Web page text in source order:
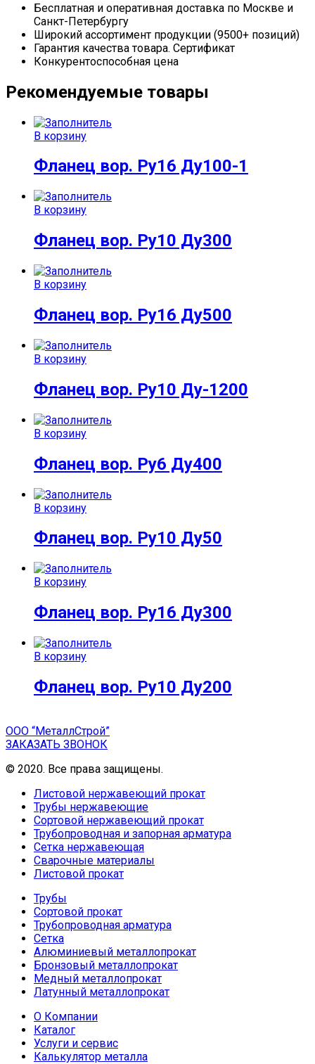
Бесплатная и оперативная доставка по Москве и
Санкт-Петербургу
Широкий ассортимент продукции (9500+ позиций)
Гарантия качества товара. Сертификат
Конкурентоспособная цена
Рекомендуемые товары
В корзину
Фланец вор. Ру16 Ду100-1
В корзину
Фланец вор. Ру10 Ду300
В корзину
Фланец вор. Ру16 Ду500
В корзину
Фланец вор. Ру10 Ду-1200
В корзину
Фланец вор. Ру6 Ду400
В корзину
Фланец вор. Ру10 Ду50
В корзину
Фланец вор. Ру16 Ду300
В корзину
Фланец вор. Ру10 Ду200
ООО “МеталлСтрой”
ЗАКАЗАТЬ ЗВОНОК
© 2020. Все права защищены.
Листовой нержавеющий прокат
Трубы нержавеющие
Сортовой нержавеющий прокат
Трубопроводная и запорная арматура
Сетка нержавеющая
Сварочные материалы
Листовой прокат
Трубы
Сортовой прокат
Трубопроводная арматура
Сетка
Алюминиевый металлопрокат
Бронзовый металлопрокат
Медный металлопрокат
Латунный металлопрокат
О Компании
Каталог
Услуги и сервис
Калькулятор металла